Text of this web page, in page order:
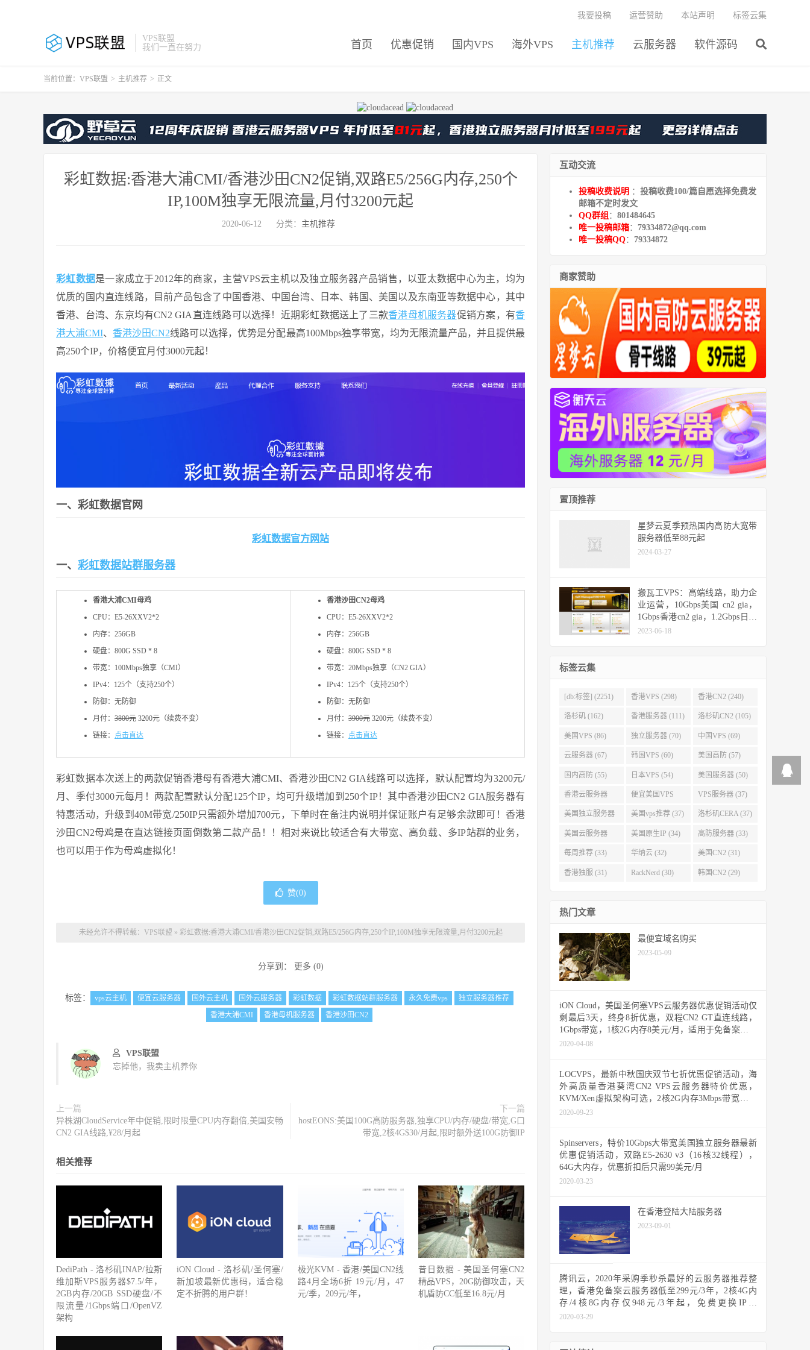
VPS联盟
我们一直在努力
首页 优惠促销 国内VPS 海外VPS 主机推荐 云服务器 软件源码
我要投稿 运营赞助 本站声明 标签云集
当前位置： VPS联盟 > 主机推荐 > 正文
彩虹数据:香港大浦CMI/香港沙田CN2促销,双路E5/256G内存,250个
IP,100M独享无限流量,月付3200元起
2020-06-12 分类： 主机推荐
彩虹数据是一家成立于2012年的商家，主营VPS云主机以及独立服务器产品销售，以亚太数据中心为主，均为
优质的国内直连线路，目前产品包含了中国香港、中国台湾、日本、韩国、美国以及东南亚等数据中心，其中
香港、台湾、东京均有CN2 GIA直连线路可以选择！近期彩虹数据送上了三款香港母机服务器促销方案，有香
港大浦CMI、 香港沙田CN2线路可以选择，优势是分配最高100Mbps独享带宽，均为无限流量产品，并且提供最
高250个IP，价格便宜月付3000元起！
一、彩虹数据官网
彩虹数据官方网站
一、 彩虹数据站群服务器
香港大浦CMI母鸡
CPU：E5-26XXV2*2
内存：256GB
硬盘：800G SSD * 8
带宽：100Mbps独享（CMI）
IPv4：125个（支持250个）
防御：无防御
月付： 3800元 3200元（续费不变）
链接： 点击直达
香港沙田CN2母鸡
CPU：E5-26XXV2*2
内存：256GB
硬盘：800G SSD * 8
带宽：20Mbps独享（CN2 GIA）
IPv4：125个（支持250个）
防御：无防御
月付： 3900元 3200元（续费不变）
链接： 点击直达
彩虹数据本次送上的两款促销香港母有香港大浦CMI、香港沙田CN2 GIA线路可以选择，默认配置均为3200元/
月、季付3000元每月！两款配置默认分配125个IP，均可升级增加到250个IP！其中香港沙田CN2 GIA服务器有
特惠活动，升级到40M带宽/250IP只需额外增加700元，下单时在备注内说明并保证账户有足够余款即可！香港
沙田CN2母鸡是在直达链接页面倒数第二款产品！！相对来说比较适合有大带宽、高负载、多IP站群的业务，
也可以用于作为母鸡虚拟化！
赞(0)
未经允许不得转载： VPS联盟 » 彩虹数据:香港大浦CMI/香港沙田CN2促销,双路E5/256G内存,250个IP,100M独享无限流量,月付3200元起
分享到： 更多 (0)
标签： vps云主机 便宜云服务器 国外云主机 国外云服务器 彩虹数据 彩虹数据站群服务器 永久免费vps
独立服务器推荐
香港大浦CMI
香港母机服务器 香港沙田CN2
VPS联盟
忘掉他，我卖主机养你
上一篇
异株湖CloudService年中促销,限时限量CPU内存翻倍,美国安畅
CN2 GIA线路,¥28/月起
下一篇
hostEONS:美国100G高防服务器,独享CPU/内存/硬盘/带宽,G口
带宽,2核4G$30/月起,限时额外送100G防御IP
相关推荐
DediPath - 洛杉矶INAP/拉斯
维加斯VPS服务器$7.5/年，
2GB内存/20GB SSD硬盘/不
限流量/1Gbps端口/OpenVZ
架构
iON Cloud - 洛杉矶/圣何塞/
新加坡最新优惠码，适合稳
定不折腾的用户群！
极光KVM - 香港/美国CN2线
路4月全场6折 19元/月，47
元/季，209元/年，
昔日数据 - 美国圣何塞CN2
精品VPS，20G防御攻击，天
机盾防CC低至16.8元/月
互动交流
投稿收费说明 ： 投稿收费100/篇自愿选择免费发
邮箱不定时发文
QQ群组 ： 801484645
唯一投稿邮箱： 79334872@qq.com
唯一投稿QQ： 79334872
商家赞助
置顶推荐
星梦云夏季预热国内高防大宽带
服务器低至88元起
2024-03-27
搬瓦工VPS：高端线路，助力企
业运营，10Gbps美国 cn2 gia，
1Gbps香港cn2 gia，1.2Gbps日本
cn2 gia，10Gbps日本软银
2023-06-18
标签云集
[db:标签] (2251) 香港VPS (298) 香港CN2 (240)
洛杉矶 (162) 香港服务器 (111) 洛杉矶CN2 (105)
美国VPS (86) 独立服务器 (70) 中国VPS (69)
云服务器 (67) 韩国VPS (60) 美国高防 (57)
国内高防 (55) 日本VPS (54) 美国服务器 (50)
香港云服务器
(40)
便宜美国VPS
(38)
VPS服务器 (37)
美国独立服务器
(37)
美国vps推荐 (37) 洛杉矶CERA (37)
美国云服务器
(34)
美国原生IP (34) 高防服务器 (33)
每周推荐 (33) 华纳云 (32) 美国CN2 (31)
香港独服 (31) RackNerd (30) 韩国CN2 (29)
热门文章
最便宜域名购买
2023-05-09
iON Cloud，美国圣何塞VPS云服务器优惠促销活动仅
剩最后3天，终身8折优惠，双程CN2 GT直连线路，
1Gbps带宽，1核2G内存8美元/月，适用于免备案建站
业务需求
2020-04-08
LOCVPS，最新中秋国庆双节七折优惠促销活动，海
外高质量香港葵湾CN2 VPS云服务器特价优惠，
KVM/Xen虚拟架构可选，2核2G内存3Mbps带宽不限
流量，42元/月起
2020-09-23
Spinservers，特价10Gbps大带宽美国独立服务器最新
优惠促销活动，双路E5-2630 v3（16核32线程），
64G大内存，优惠折扣后只需99美元/月
2020-03-23
在香港登陆大陆服务器
2023-09-01
腾讯云，2020年采购季秒杀最好的云服务器推荐整
理，香港免备案云服务器低至299元/3年，2核4G内
存/4核8G内存仅948元/3年起，免费更换IP，
100%CPU性能，不限流量，新老用户均可参与 #推荐
2020-03-29